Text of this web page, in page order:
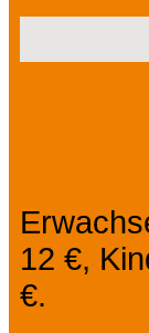
12 €,
€.